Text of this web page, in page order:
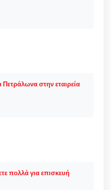
στην εταιρεία
πολλά για επισκευή